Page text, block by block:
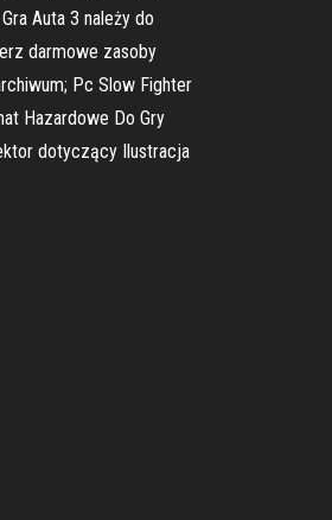
Auta 3 należy do
darmowe zasoby
Pc Slow Fighter
Hazardowe Do Gry
dotyczący Ilustracja